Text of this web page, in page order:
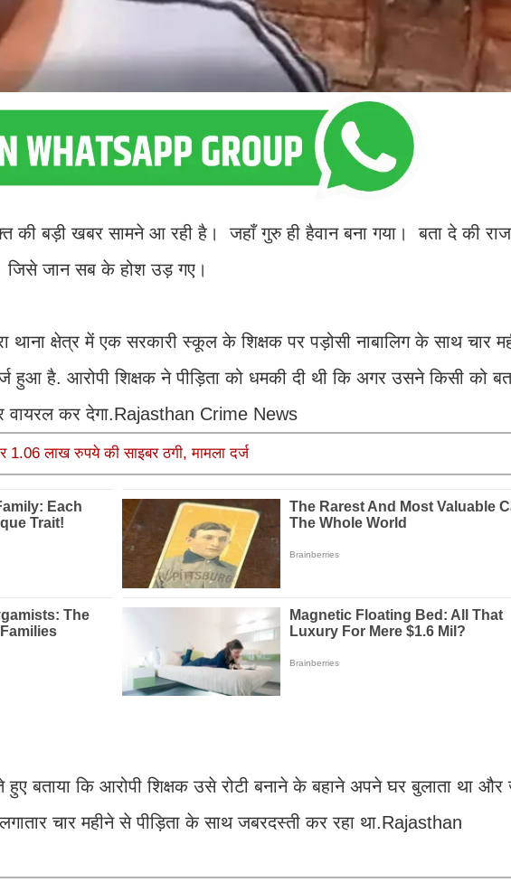
बड़ी खबर सामने आ रही है। जहाँ गुरु ही हैवान बना गया। बता दे की
जिसे जान सब के होश उड़ गए।
थाना क्षेत्र में एक सरकारी स्कूल के शिक्षक पर पड़ोसी नाबालिग के साथ चार
हुआ है. आरोपी शिक्षक ने पीड़िता को धमकी दी थी कि अगर उसने किसी को
वायरल कर देगा.Rajasthan Crime News
1.06 लाख रुपये की साइबर ठगी, मामला दर्ज
हुए बताया कि आरोपी शिक्षक उसे रोटी बनाने के बहाने अपने घर बुलाता था
चार महीने से पीड़िता के साथ जबरदस्ती कर रहा था.Rajasthan